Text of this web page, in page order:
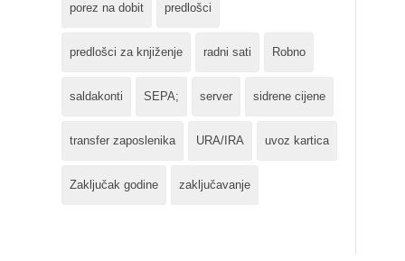
porez na dobit predlošci
predlošci za knjiženje radni sati Robno
saldakonti SEPA; server sidrene cijene
transfer zaposlenika URA/IRA uvoz kartica
Zaključak godine zaključavanje